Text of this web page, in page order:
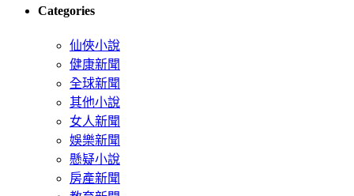
Categories
仙俠小說
健康新聞
全球新聞
其他小說
女人新聞
娛樂新聞
懸疑小說
房產新聞